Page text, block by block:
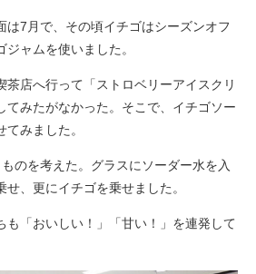
は7月で、その頃イチゴはシーズンオフ
ャムを使いました。
茶店へ行って「ストロベリーアイスクリ
てみたがなかった。そこで、イチゴソー
みました。
のを考えた。グラスにソーダー水を入
、更にイチゴを乗せました。
も「おいしい！」「甘い！」を連発して